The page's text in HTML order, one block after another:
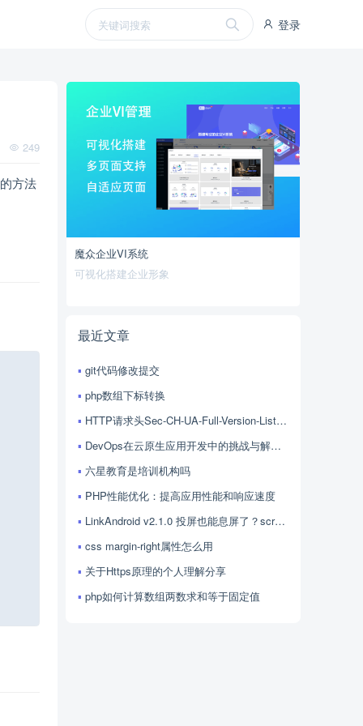
登录
249
方法
魔众企业VI系统
可视化搭建企业形象
最近文章
git代码修改提交
php数组下标转换
HTTP请求头Sec-CH-UA-Full-Version-List的用法
DevOps在云原生应用开发中的挑战与解决方案探讨
六星教育是培训机构吗
PHP性能优化：提高应用性能和响应速度
LinkAndroid v2.1.0 投屏也能息屏了？scrcpy 4.1 加持，LinkAndroid 让屏幕控制更随心
css margin-right属性怎么用
关于Https原理的个人理解分享
php如何计算数组两数求和等于固定值